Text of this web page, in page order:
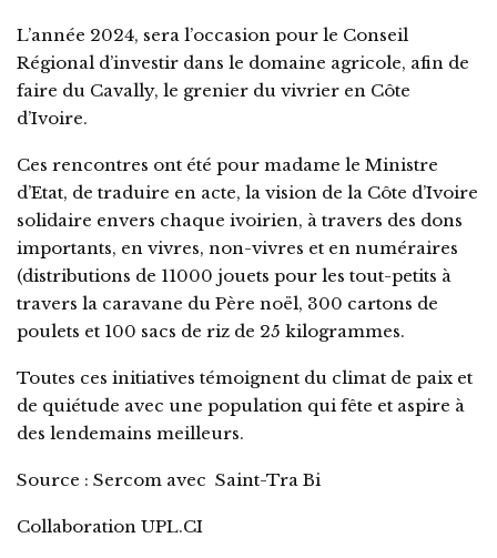
L’année 2024, sera l’occasion pour le Conseil
Régional d’investir dans le domaine agricole, afin de
faire du Cavally, le grenier du vivrier en Côte
d’Ivoire.
Ces rencontres ont été pour madame le Ministre
d’Etat, de traduire en acte, la vision de la Côte d’Ivoire
solidaire envers chaque ivoirien, à travers des dons
importants, en vivres, non-vivres et en numéraires
(distributions de 11000 jouets pour les tout-petits à
travers la caravane du Père noël, 300 cartons de
poulets et 100 sacs de riz de 25 kilogrammes.
Toutes ces initiatives témoignent du climat de paix et
de quiétude avec une population qui fête et aspire à
des lendemains meilleurs.
Source : Sercom avec Saint-Tra Bi
Collaboration UPL.CI